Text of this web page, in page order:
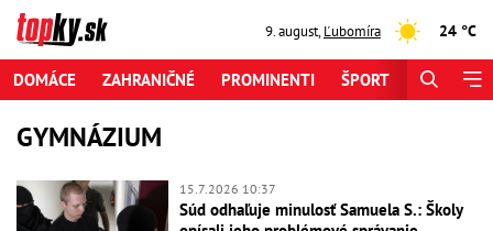
9. august,Ľubomíra 24 °C
DOMÁCE ZAHRANIČNÉ PROMINENTI ŠPORT
GYMNÁZIUM
15.7.2026 10:37
Súd odhaľuje minulosť Samuela S.: Školy